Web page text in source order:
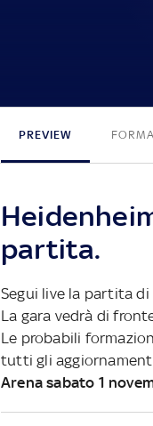
PREVIEW
partita.
Segui live la partita
La gara vedrà di
Le probabili
tutti gli
Arena sabato 1